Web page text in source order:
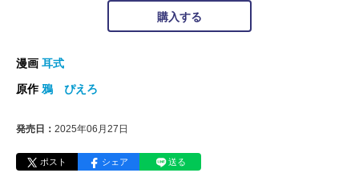
購入する
漫画 耳式
原作鴉 ぴえろ
発売日： 2025年06月27日
ポスト シェア 送る